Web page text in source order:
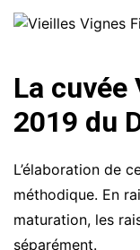
La cuvée
2019 du
L’élaboration de
méthodique. En
maturation, les
séparément.